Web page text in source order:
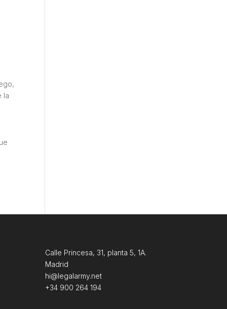
la
Calle Princesa, 31, planta 5, 1A.
Madrid
hi@legalarmy.net
+34 900 264 194